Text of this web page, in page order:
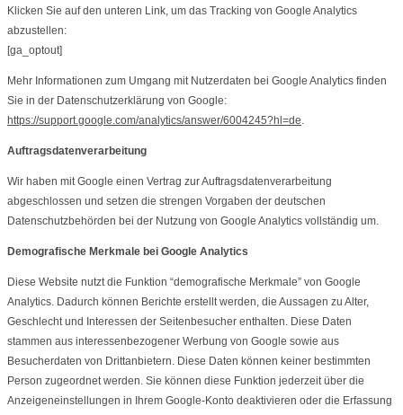
Klicken Sie auf den unteren Link, um das Tracking von Google Analytics
abzustellen:
[ga_optout]
Mehr Informationen zum Umgang mit Nutzerdaten bei Google Analytics finden
Sie in der Datenschutzerklärung von Google:
https://support.google.com/analytics/answer/6004245?hl=de
Auftragsdatenverarbeitung
Wir haben mit Google einen Vertrag zur Auftragsdatenverarbeitung
abgeschlossen und setzen die strengen Vorgaben der deutschen
Datenschutzbehörden bei der Nutzung von Google Analytics vollständig um.
Demografische Merkmale bei Google Analytics
Diese Website nutzt die Funktion “demografische Merkmale” von Google
Analytics. Dadurch können Berichte erstellt werden, die Aussagen zu Alter,
Geschlecht und Interessen der Seitenbesucher enthalten. Diese Daten
stammen aus interessenbezogener Werbung von Google sowie aus
Besucherdaten von Drittanbietern. Diese Daten können keiner bestimmten
Person zugeordnet werden. Sie können diese Funktion jederzeit über die
Anzeigeneinstellungen in Ihrem Google-Konto deaktivieren oder die Erfassung